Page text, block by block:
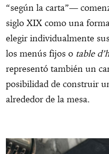
“según la carta”—
siglo XIX como una
elegir individualmente
los menús fijos o table
representó también un
posibilidad de construir
alrededor de la mesa.